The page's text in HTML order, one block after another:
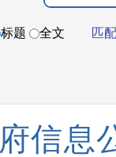
标题 全文 匹
政府信